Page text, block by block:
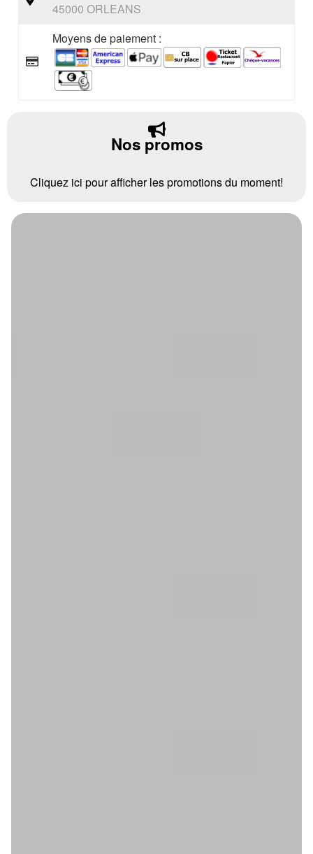
45000 ORLEANS
Moyens de paiement :
Nos promos
Cliquez ici pour afficher les promotions du moment!